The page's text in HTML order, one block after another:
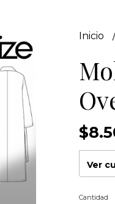
Inicio
Ver
Cantidad